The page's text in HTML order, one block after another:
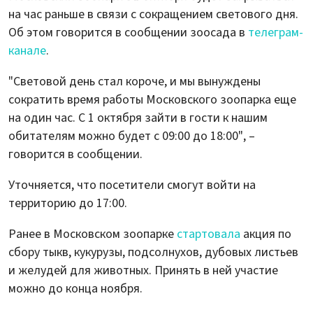
на час раньше в связи с сокращением светового дня.
Об этом говорится в сообщении зоосада в телеграм-
канале.
"Световой день стал короче, и мы вынуждены
сократить время работы Московского зоопарка еще
на один час. С 1 октября зайти в гости к нашим
обитателям можно будет с 09:00 до 18:00", –
говорится в сообщении.
Уточняется, что посетители смогут войти на
территорию до 17:00.
Ранее в Московском зоопарке стартовала акция по
сбору тыкв, кукурузы, подсолнухов, дубовых листьев
и желудей для животных. Принять в ней участие
можно до конца ноября.